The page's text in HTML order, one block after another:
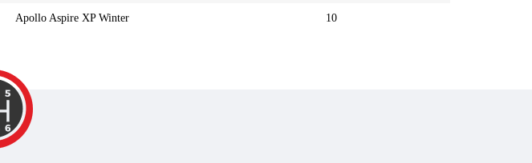
Apollo Aspire XP Winter 10